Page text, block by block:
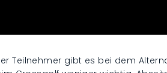
Teilnehmer gibt es bei dem